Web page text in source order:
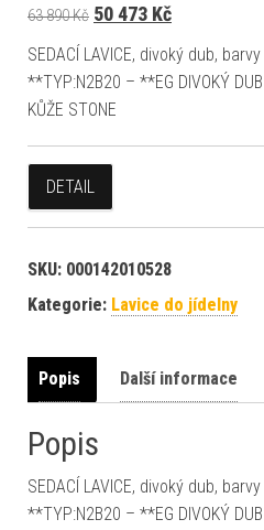
63 890Kč Původní cena byla: 63
50 473 KčAktuální
SEDACÍ LAVICE, divoký dub,
**TYP:N2B20 – **EG DIVOKÝ
KŮŽE STONE
DETAIL
SKU: 000142010528
Kategorie: Lavice do jídelny
Popis Další informace
Popis
SEDACÍ LAVICE, divoký dub,
**TYP:N2B20 – **EG DIVOKÝ